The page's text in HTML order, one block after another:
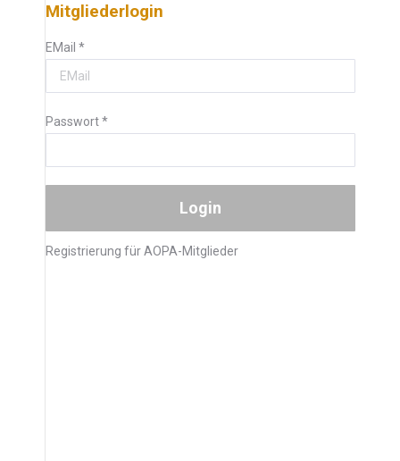
Mitgliederlogin
EMail *
Passwort*
Registrierung für AOPA-Mitglieder